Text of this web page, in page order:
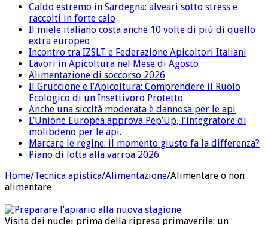
Caldo estremo in Sardegna: alveari sotto stress e
raccolti in forte calo
Il miele italiano costa anche 10 volte di più di quello
extra europeo
Incontro tra IZSLT e Federazione Apicoltori Italiani
Lavori in Apicoltura nel Mese di Agosto
Alimentazione di soccorso 2026
Il Gruccione e l’Apicoltura: Comprendere il Ruolo
Ecologico di un Insettivoro Protetto
Anche una siccità moderata è dannosa per le api
L’Unione Europea approva Pep’Up, l’integratore di
molibdeno per le api.
Marcare le regine: il momento giusto fa la differenza?
Piano di lotta alla varroa 2026
Home/Tecnica apistica/Alimentazione/Alimentare o non
alimentare
Visita dei nuclei prima della ripresa primaverile: un